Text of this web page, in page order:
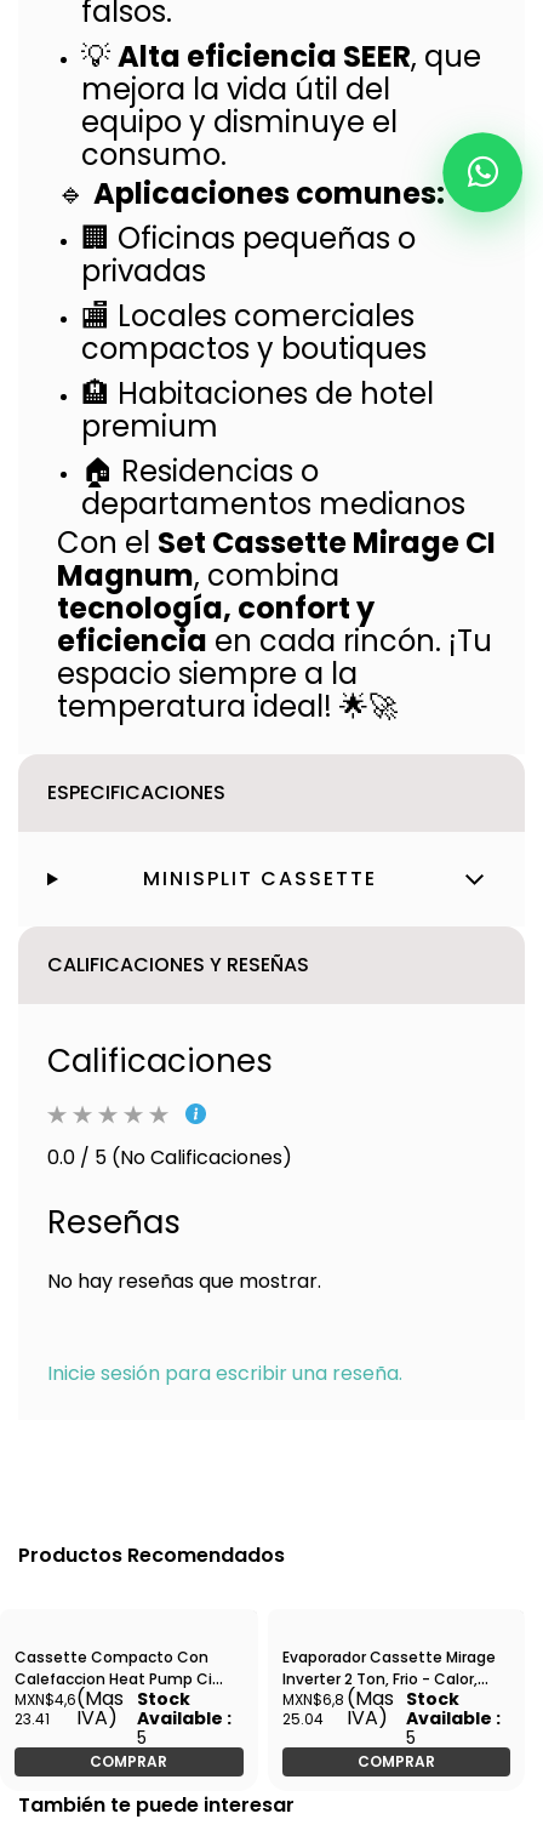
falsos.
💡Alta eficiencia SEER, que
mejora la vida útil del
equipo y disminuye el
consumo.
🔹 Aplicaciones comunes:
🏢 Oficinas pequeñas o
privadas
🏬 Locales comerciales
compactos y boutiques
🏨 Habitaciones de hotel
premium
🏠 Residencias o
departamentos medianos
Con el Set Cassette Mirage CI
Magnum, combina
tecnología, confort y
eficiencia en cada rincón. ¡Tu
espacio siempre a la
temperatura ideal! 🌟🚀
ESPECIFICACIONES
MINISPLIT CASSETTE
CALIFICACIONES Y RESEÑAS
Calificaciones
0.0 / 5 (No Calificaciones)
Reseñas
No hay reseñas que mostrar.
Inicie sesión para escribir una reseña.
Productos Recomendados
Cassette Compacto Con
Calefaccion Heat Pump Ci
MAGNUM Series 4 way-
SETEFC181M o SETEFC181N
MXN$4,6
23.41
(Mas
IVA)
Stock
Available :
5
COMPRAR
Evaporador Cassette Mirage
Inverter 2 Ton, Frio - Calor,
230-1-60, Magnum Series -
SETEFC241M
MXN$6,8
25.04
(Mas
IVA)
Stock
Available :
5
COMPRAR
También te puede interesar